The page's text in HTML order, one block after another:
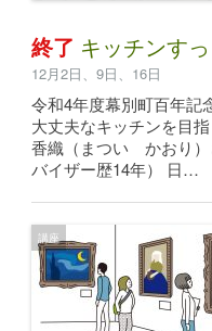
終了 キッチンす
12月2日、9日、16日
令和4年度幕別町百年記
大丈夫なキッチンを
香織（まつい かお
バイザー歴14年） 日…
講座